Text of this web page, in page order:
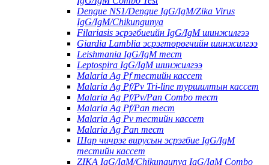
Dengue NS1/Dengue IgG/IgM/Zika Virus
IgG/IgM/Chikungunya
Filariasis эсрэгбиеийн IgG/IgM шинжилгээ
Giardia Lamblia эсрэгтөрөгчийн шинжилгээ
Leishmania IgG/IgM тест
Leptospira IgG/IgM шинжилгээ
Malaria Ag Pf тестийн кассет
Malaria Ag Pf/Pv Tri-line туршилтын кассет
Malaria Ag Pf/Pv/Pan Combo тест
Malaria Ag Pf/Pan тест
Malaria Ag Pv тестийн кассет
Malaria Ag Pan тест
Шар чичрэг вирусын эсрэгбие IgG/IgM
тестийн кассет
ZIKA IgG/IgM/Chikungunya IgG/IgM Combo